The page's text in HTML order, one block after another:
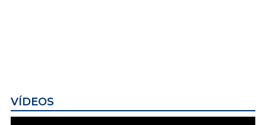
VÍDEOS